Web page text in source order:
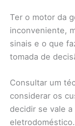
Ter o motor da
inconveniente,
sinais e o que
tomada de
Consultar um
considerar os
decidir se vale
eletrodoméstico.